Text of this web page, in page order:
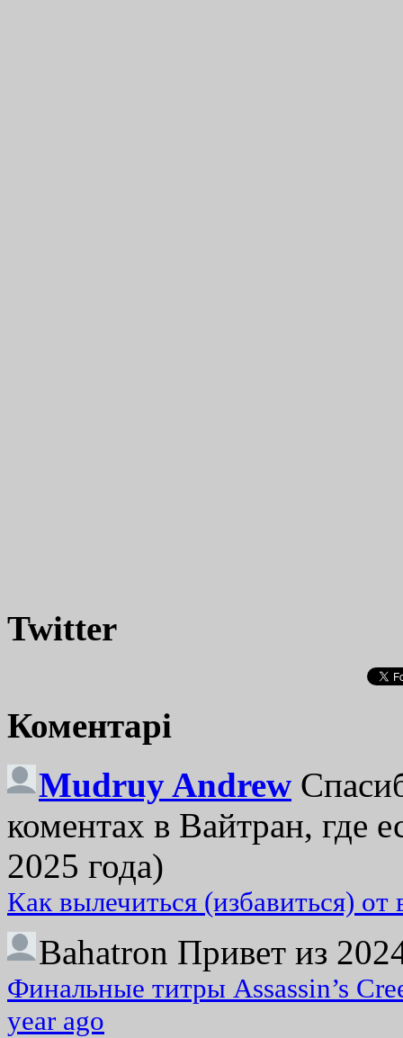
Twitter
Коментарі
Mudruy Andrew
коментах в Вайтран, где
2025 года)
Как вылечиться (избавиться)
Bahatron Привет из
Финальные титры Assassin’s
year ago